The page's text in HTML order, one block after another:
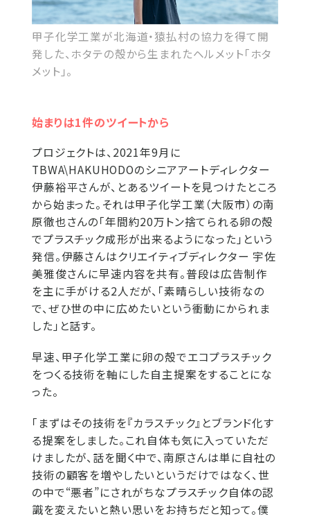
甲子化学工業が北海道・猿払村の協力を得て開
発した、ホタテの殻から生まれたヘルメット「ホタ
メット」。
始まりは1件のツイートから
プロジェクトは、2021年9月に
TBWA\HAKUHODOのシニアアートディレクター
伊藤裕平さんが、とあるツイートを見つけたところ
から始まった。それは甲子化学工業（大阪市）の南
原徹也さんの「年間約20万トン捨てられる卵の殻
でプラスチック成形が出来るようになった」という
発信。伊藤さんはクリエイティブディレクター 宇佐
美雅俊さんに早速内容を共有。普段は広告制作
を主に手がける2人だが、「素晴らしい技術なの
で、ぜひ世の中に広めたいという衝動にかられま
した」と話す。
早速、甲子化学工業に卵の殻でエコプラスチック
をつくる技術を軸にした自主提案をすることにな
った。
「まずはその技術を『カラスチック』とブランド化す
る提案をしました。これ自体も気に入っていただ
けましたが、話を聞く中で、南原さんは単に自社の
技術の顧客を増やしたいというだけではなく、世
の中で“悪者”にされがちなプラスチック自体の認
識を変えたいと熱い思いをお持ちだと知って。僕